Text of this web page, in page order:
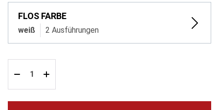
FLOS FARBE
weiß 2 Ausführungen